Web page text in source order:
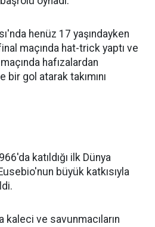
henüz 17 yaşındayken
maçında hat-trick yaptı ve
hafızalardan
gol atarak takımını
katıldığı ilk Dünya
büyük katkısıyla
kaleci ve savunmacıların